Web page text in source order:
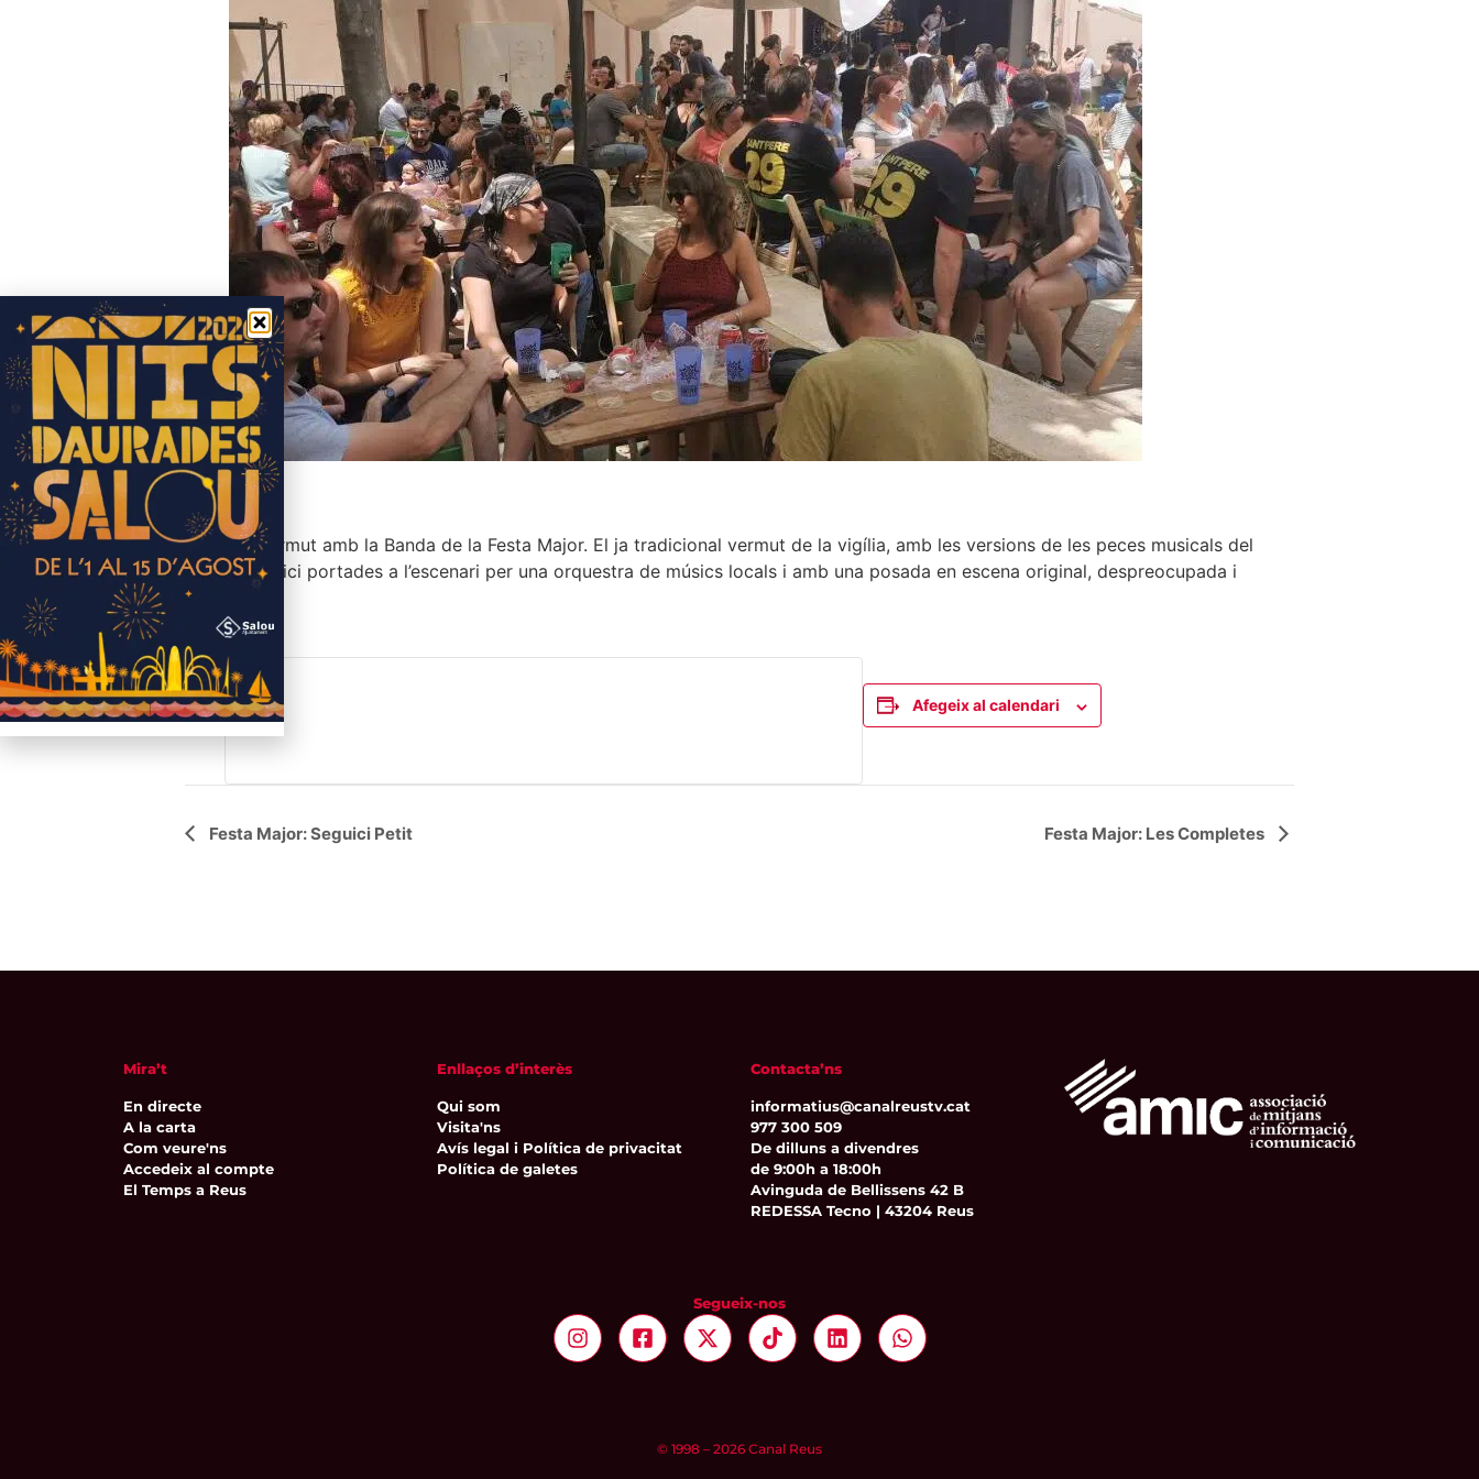
13.00 h
LA PALMA
Concert vermut amb la Banda de la Festa Major. El ja tradicional vermut de la vigília, amb les versions de les peces musicals del
nostre seguici portades a l’escenari per una orquestra de músics locals i amb una posada en escena original, despreocupada i
festiva.
Free Afegeix al calendari
Navegació
Festa Major: Seguici Petit Festa Major: Les Completes
Mira’t
En directe
A la carta
Com veure'ns
Accedeix al compte
El Temps a Reus
Enllaços d’interès
Qui som
Visita'ns
Avís legal i Política de privacitat
Política de galetes
Contacta’ns
informatius@canalreustv.cat
977 300 509
De dilluns a divendres
de 9:00h a 18:00h
Avinguda de Bellissens 42 B
REDESSA Tecno | 43204 Reus
Segueix-nos
© 1998 – 2026 Canal Reus